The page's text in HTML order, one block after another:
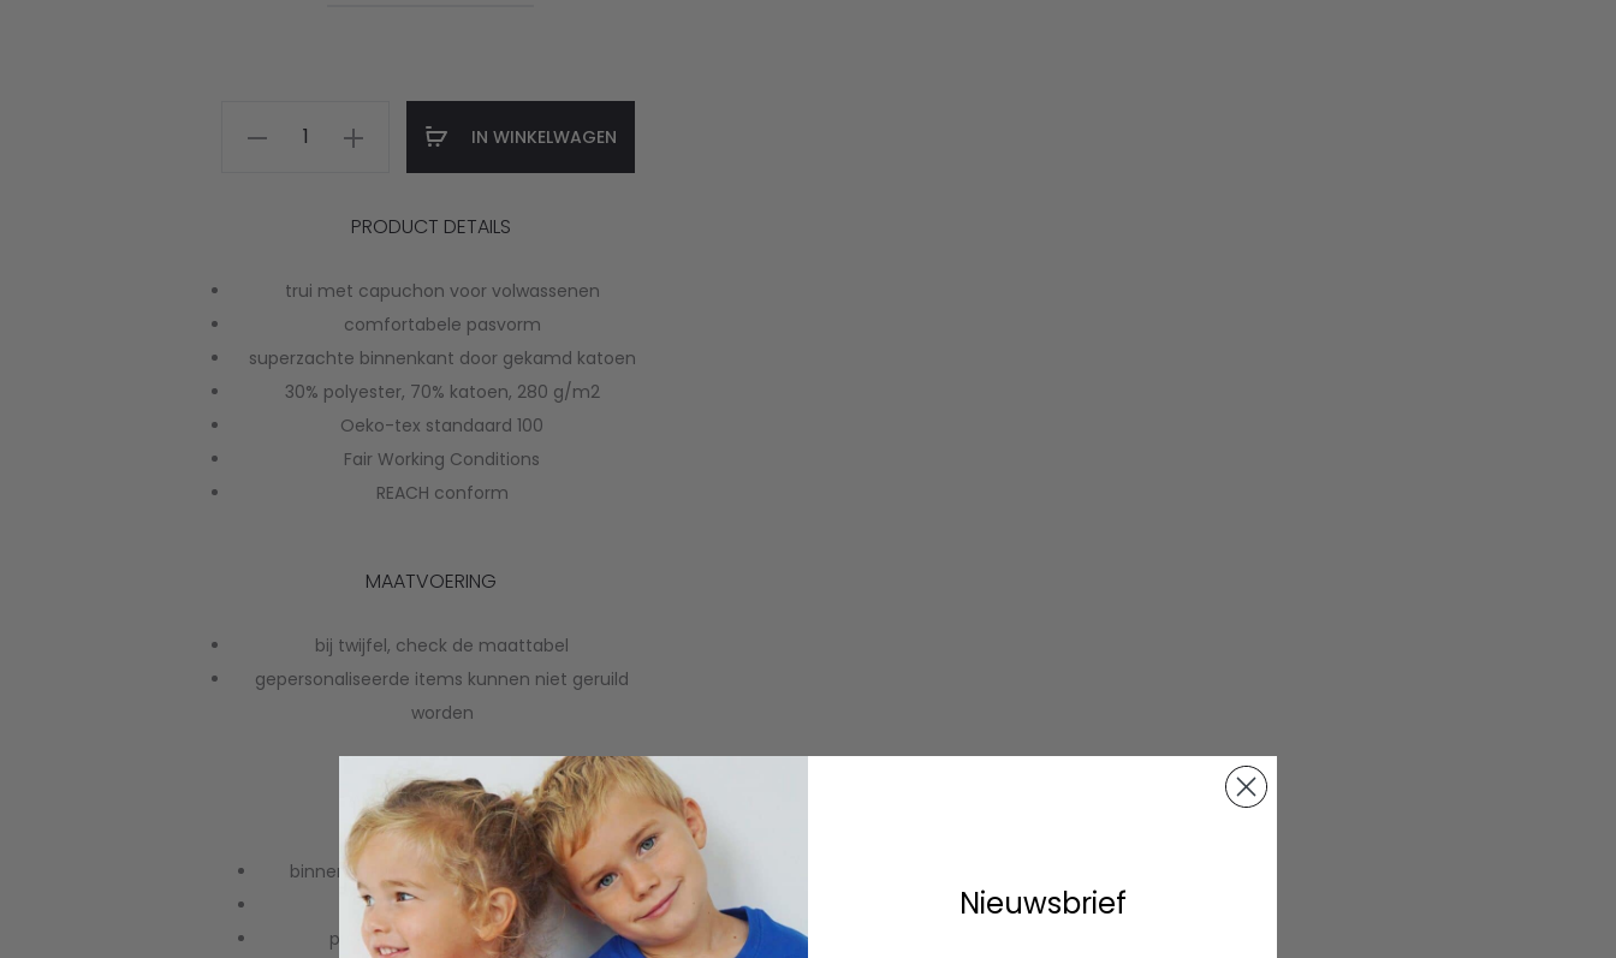
IN WINKELWAGEN
PRODUCT DETAILS
trui met capuchon voor volwassenen
comfortabele pasvorm
superzachte binnenkant door gekamd katoen
30% polyester, 70% katoen, 280 g/m2
Oeko-tex standaard 100
Fair Working Conditions
REACH conform
MAATVOERING
bij twijfel, check de maattabel
gepersonaliseerde items kunnen niet geruild
worden
WASVOORSCHRIFT
binnenstebuiten wassen op 40 graden
niet in de droger
print niet direct strijken, liever
Nieuwsbrief